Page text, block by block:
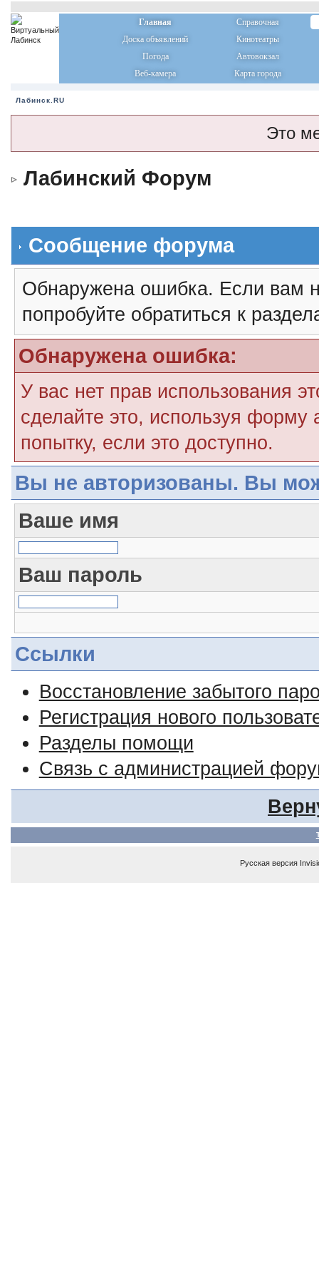
Главная
Справочная
Доска объявлений
Кинотеатры
Погода
Автовокзал
Веб-камера
Карта города
Лабинск.RU
Это
Лабинский Форум
Сообщение форума
Обнаружена ошибка. Если вам
попробуйте обратиться к
Обнаружена ошибка:
У вас нет прав использования
сделайте это, используя форму
попытку, если это доступно.
Вы не авторизованы. Вы
Ваше имя
Ваш пароль
Ссылки
Восстановление забытого
Регистрация нового
Разделы помощи
Связь с администрацией
Русская версия